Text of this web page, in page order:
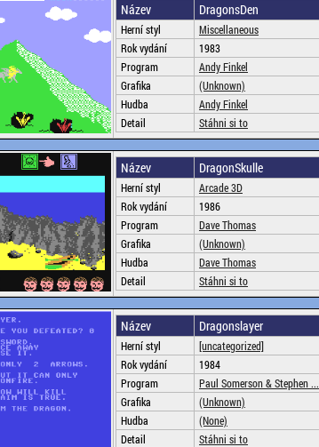
Název DragonsDen
Herní styl
Miscellaneous
Rok vydání
1983
Program
Andy Finkel
Grafika
(Unknown)
Hudba
Andy Finkel
Detail
Stáhni si to
Název DragonSkulle
Herní styl
Arcade 3D
Rok vydání
1986
Program
Dave Thomas
Grafika
(Unknown)
Hudba
Dave Thomas
Detail
Stáhni si to
Název Dragonslayer
Herní styl
[uncategorized]
Rok vydání
1984
Program
Paul Somerson & Stephen ...
Grafika
(Unknown)
Hudba
(None)
Detail
Stáhni si to